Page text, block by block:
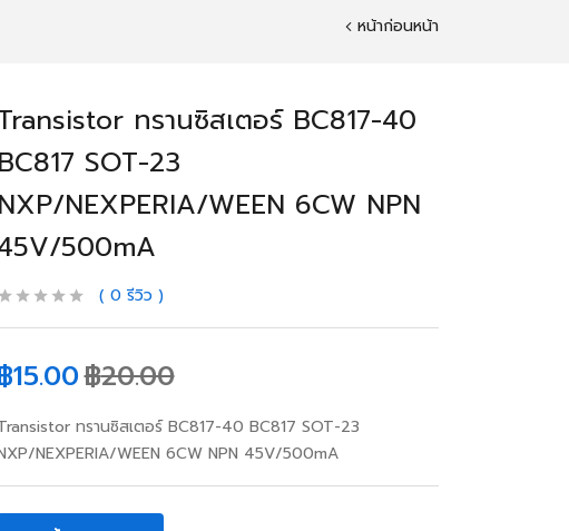
หน้าก่อนหน้า
ทรานซิสเตอร์ BC817-40
BC817 SOT-23
NXP/NEXPERIA/WEEN 6CW NPN
500mA
0 รีวิว
15.00฿20.00
ทรานซิสเตอร์ BC817-40 BC817 SOT-23
NEXPERIA/WEEN 6CW NPN 45V/500mA